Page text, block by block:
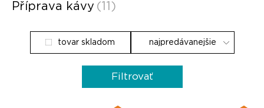
Příprava kávy (11)
tovar skladom
Filtrovať